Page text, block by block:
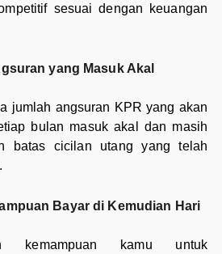
sesuai dengan keuangan
yang Masuk Akal
jumlah angsuran KPR yang akan
bulan masuk akal dan masih
batas cicilan utang yang telah
Bayar di Kemudian Hari
kemampuan kamu untuk